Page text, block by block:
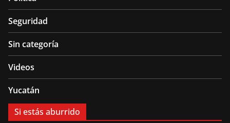
Seguridad
Sin categoría
Videos
Yucatán
Si estás aburrido